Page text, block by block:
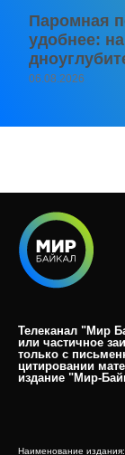
Паромная
удобнее:
06.08.2026
Телеканал "Мир
или частичное
только с
цитировании
издание "Мир-
Наименование